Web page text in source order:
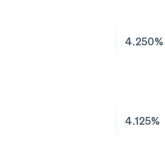
4.250%
4.125%